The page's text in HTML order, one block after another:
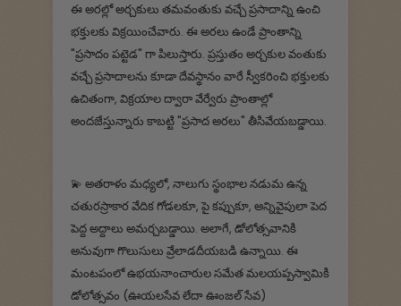
ఈ అరల్లో అర్చకులు తమవంతుకు వచ్చే ప్రసాదాన్ని ఉంచి
భక్తులకు విక్రయించేవారు. ఈ అరలు ఉండే ప్రాంతాన్ని
"ప్రసాదం పట్టెడ" గా పిలుస్తారు. ప్రస్తుతం అర్చకుల వంతుకు
వచ్చే ప్రసాదాలను కూడా దేవస్థానం వారే స్వీకరించి భక్తులకు
ఉచితంగా, విక్రయాల ద్వారా వేర్వేరు ప్రాంతాల్లో
అందజేస్తున్నారు కాబట్టి "ప్రసాద అరలు" తీసివేయబడ్డాయి.
💫 అతరాళం మధ్యలో, నాలుగు స్థంభాల నడుమ ఉన్న
చతురస్రాకార వేదిక గోడలకూ, పై కప్పుకూ, అన్నివైపులా పెద
పెద్ద అద్దాలు అమర్చబడ్డాయి. అలాగే, డోలోత్సవానికి
అనువుగా గొలుసులు వ్రేలాడదీయబడి ఉన్నాయి. ఈ
మంటపంలో ఉభయనాంచారుల సమేత మలయప్పస్వామికి
డోలోత్సవం (ఊయలసేవ లేదా ఊంజల్ సేవ)